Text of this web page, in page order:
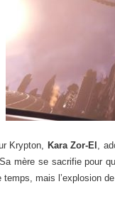
Krypton, Kara Zor-El ,
mère se sacrifie pour
temps, mais l’explosion